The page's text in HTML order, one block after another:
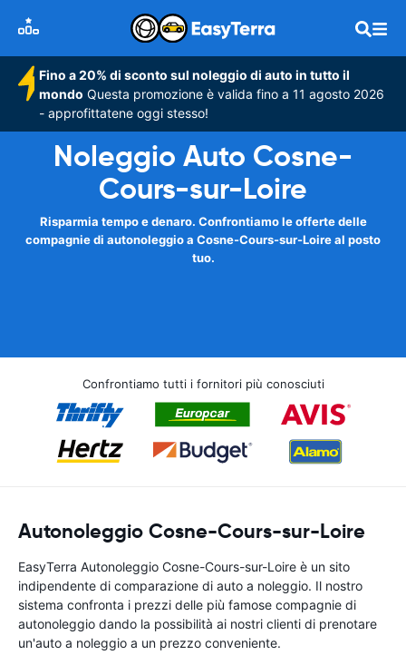
Fino a 20% di sconto sul noleggio di auto in tutto il
mondo Questa promozione è valida fino a 11 agosto 2026
- approfittatene oggi stesso!
Noleggio Auto Cosne-
Cours-sur-Loire
Risparmia tempo e denaro. Confrontiamo le offerte delle
compagnie di autonoleggio a Cosne-Cours-sur-Loire al posto
tuo.
Confrontiamo tutti i fornitori più conosciuti
Autonoleggio Cosne-Cours-sur-Loire
EasyTerra Autonoleggio Cosne-Cours-sur-Loire è un sito
indipendente di comparazione di auto a noleggio. Il nostro
sistema confronta i prezzi delle più famose compagnie di
autonoleggio dando la possibilità ai nostri clienti di prenotare
un'auto a noleggio a un prezzo conveniente.